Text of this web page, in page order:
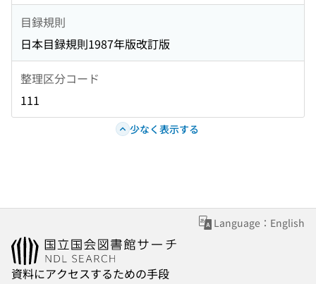
目録規則
日本目録規則1987年版改訂版
整理区分コード
111
少なく表示する
Language：English
資料にアクセスするための手段